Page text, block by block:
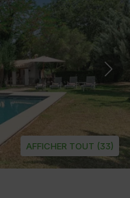
AFFICHER TOUT (33)